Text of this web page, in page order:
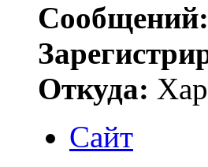
Сообщений:
Откуда:
Сайт